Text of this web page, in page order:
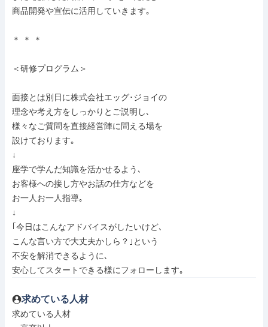
商品開発や宣伝に活用していきます｡
＊ ＊ ＊
＜研修プログラム＞
面接とは別日に株式会社エッグ･ジョイの
理念や考え方をしっかりとご説明し､
様々なご質問を直接経営陣に問える場を
設けております｡
↓
座学で学んだ知識を活かせるよう､
お客様への接し方やお話の仕方などを
お一人お一人指導｡
↓
｢今日はこんなアドバイスがしたいけど､
こんな言い方で大丈夫かしら？｣という
不安を解消できるように､
安心してスタートできる様にフォローします｡
求めている人材
求めている人材